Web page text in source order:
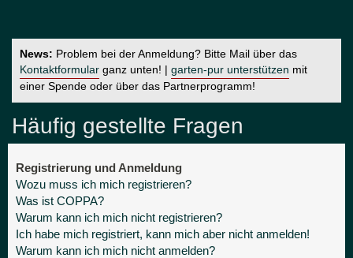
News: Problem bei der Anmeldung? Bitte Mail über das
Kontaktformular ganz unten! | garten-pur unterstützen mit
einer Spende oder über das Partnerprogramm!
Häufig gestellte Fragen
Registrierung und Anmeldung
Wozu muss ich mich registrieren?
Was ist COPPA?
Warum kann ich mich nicht registrieren?
Ich habe mich registriert, kann mich aber nicht anmelden!
Warum kann ich mich nicht anmelden?